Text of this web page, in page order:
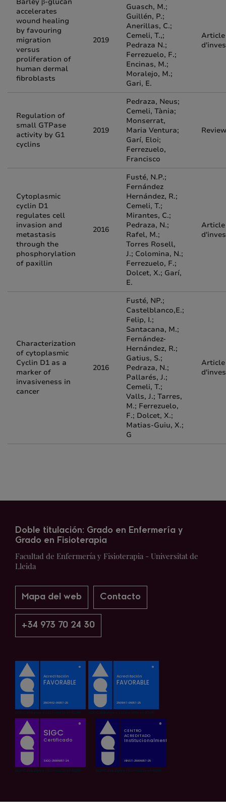
accelerates
wound healing
by favouring
migration
versus
proliferation of
human dermal
fibroblasts
2019
Guasch, M.;
Guillén, P.;
Anerillas, C.;
Cemeli, T.,;
Pedraza N.;
Ferrezuelo, F.;
Encinas, M.;
Moralejo, M.;
Gari, E.
Article
Regulation of
small GTPase
activity by G1
cyclins
2019
Pedraza, Neus;
Cemeli, Tània;
Monserrat,
Maria Ventura;
Garí, Eloi;
Ferrezuelo,
Francisco
Review
Cytoplasmic
cyclin D1
regulates cell
invasion and
metastasis
through the
phosphorylation
of paxillin
2016
Fusté, N.P.;
Fernández
Hernández, R.;
Cemeli, T.;
Mirantes, C.;
Pedraza, N.;
Rafel, M.;
Torres Rosell,
J.; Colomina, N.;
Ferrezuelo, F.;
Dolcet, X.; Garí,
E.
Article
Characterization
of cytoplasmic
Cyclin D1 as a
marker of
invasiveness in
cancer
2016
Fusté, NP.;
Castelblanco,E.;
Felip, I.;
Santacana, M.;
Fernández-
Hernández, R.;
Gatius, S.;
Pedraza, N.;
Pallarés, J.;
Cemeli, T.;
Valls, J.; Tarres,
M.; Ferrezuelo,
F.; Dolcet, X.;
Matias-Guiu, X.;
G
Article
Doble titulación: Grado en Enfermería y
Grado en Fisioterapia
Facultad de Enfermería y Fisioterapia - Universitat de
Lleida
Mapa del web Contacto
+34 973 70 24 30